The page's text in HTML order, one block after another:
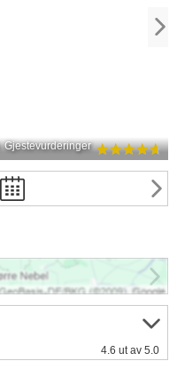
Gjestevurderinger
4.6 ut av 5.0